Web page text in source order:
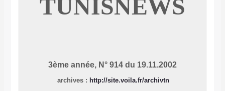
TUNISNEWS
3ème année, N° 914 du 19.11.2002
archives : http://site.voila.fr/archivtn